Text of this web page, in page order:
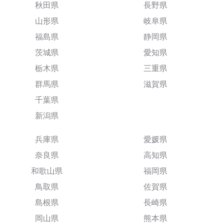
秋田県
山形県
福島県
茨城県
栃木県
群馬県
千葉県
新潟県
長野県
岐阜県
静岡県
愛知県
三重県
滋賀県
兵庫県
奈良県
和歌山県
鳥取県
島根県
岡山県
愛媛県
高知県
福岡県
佐賀県
長崎県
熊本県